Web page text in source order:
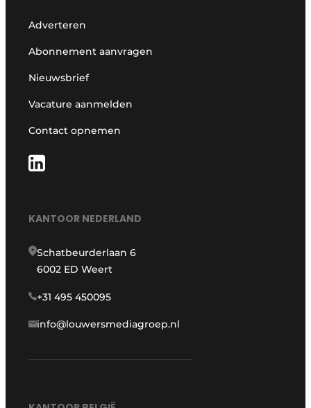
Adverteren
Abonnement aanvragen
Nieuwsbrief
Vacature aanmelden
Contact opnemen
KANTOOR NEDERLAND
Schatbeurderlaan 6
6002 ED Weert
+31 495 450095
info@louwersmediagroep.nl